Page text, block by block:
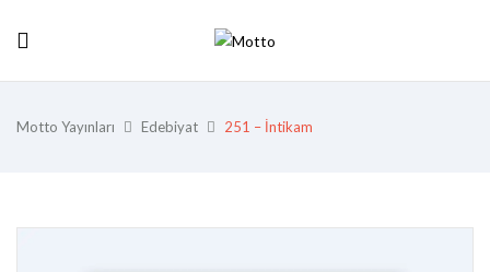
Motto Yayınları Edebiyat 251 – İntikam